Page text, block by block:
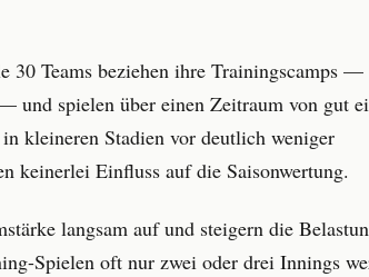
Teams beziehen ihre Trainingscamps —
spielen über einen Zeitraum von gut
kleineren Stadien vor deutlich weniger
keinerlei Einfluss auf die Saisonwertung.
langsam auf und steigern die
Spielen oft nur zwei oder drei Innings